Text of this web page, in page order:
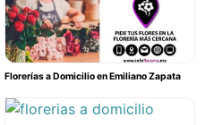
Florerías a Domicilio en Emiliano Zapata